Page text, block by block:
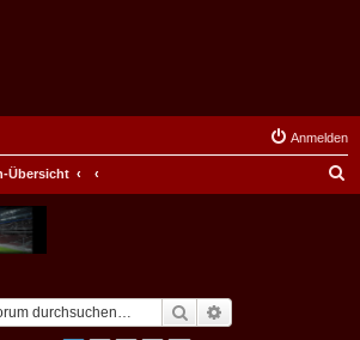
Anmelden
Übersicht
Suche